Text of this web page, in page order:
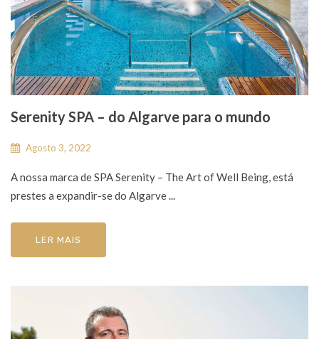
Serenity SPA – do Algarve para o mundo
Agosto 3, 2022
A nossa marca de SPA Serenity – The Art of Well Being, está
prestes a expandir-se do Algarve ...
LER MAIS